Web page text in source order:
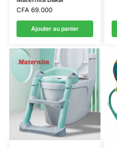
CFA69.000
Ajouter au panier